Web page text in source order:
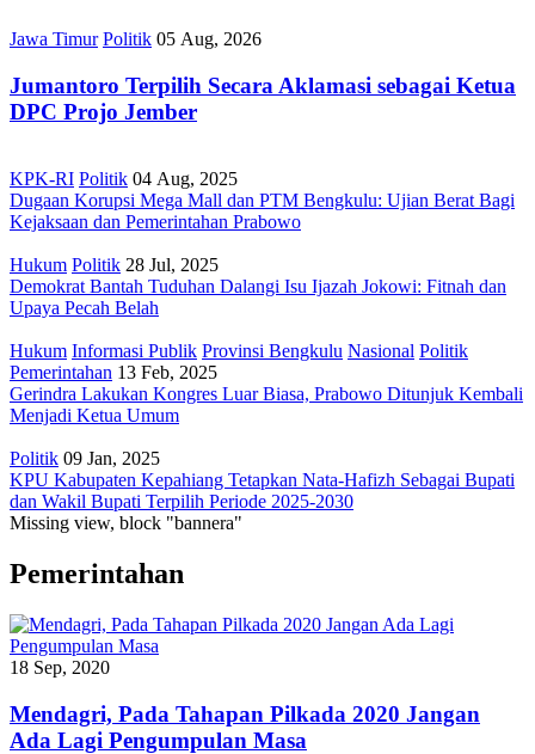
Jawa Timur Politik 05 Aug, 2026
Jumantoro Terpilih Secara Aklamasi sebagai Ketua
DPC Projo Jember
KPK-RI Politik 04 Aug, 2025
Dugaan Korupsi Mega Mall dan PTM Bengkulu: Ujian Berat Bagi
Kejaksaan dan Pemerintahan Prabowo
Hukum Politik 28 Jul, 2025
Demokrat Bantah Tuduhan Dalangi Isu Ijazah Jokowi: Fitnah dan
Upaya Pecah Belah
Hukum Informasi Publik Provinsi Bengkulu Nasional Politik
Pemerintahan 13 Feb, 2025
Gerindra Lakukan Kongres Luar Biasa, Prabowo Ditunjuk Kembali
Menjadi Ketua Umum
Politik 09 Jan, 2025
KPU Kabupaten Kepahiang Tetapkan Nata-Hafizh Sebagai Bupati
dan Wakil Bupati Terpilih Periode 2025-2030
Missing view, block "bannera"
Pemerintahan
18 Sep, 2020
Mendagri, Pada Tahapan Pilkada 2020 Jangan
Ada Lagi Pengumpulan Masa